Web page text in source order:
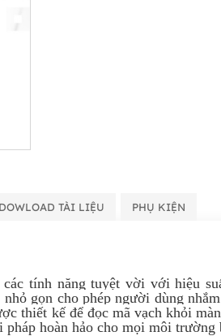
DOWLOAD TÀI LIỆU PHỤ KIỆN
các tính năng tuyệt vời với hiệu
gọn cho phép người dùng
thiết kế để đọc mã vạch khỏi
hoàn hảo cho mọi môi